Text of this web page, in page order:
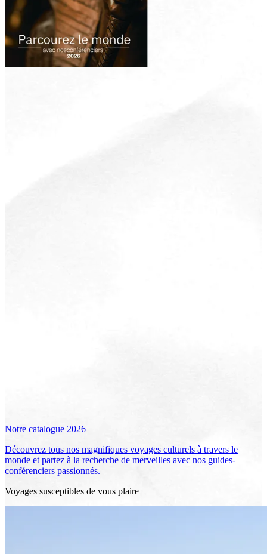
Notre catalogue 2026
Découvrez tous nos magnifiques voyages culturels à travers le
monde et partez à la recherche de merveilles avec nos guides-
conférenciers passionnés.
Voyages susceptibles de vous plaire